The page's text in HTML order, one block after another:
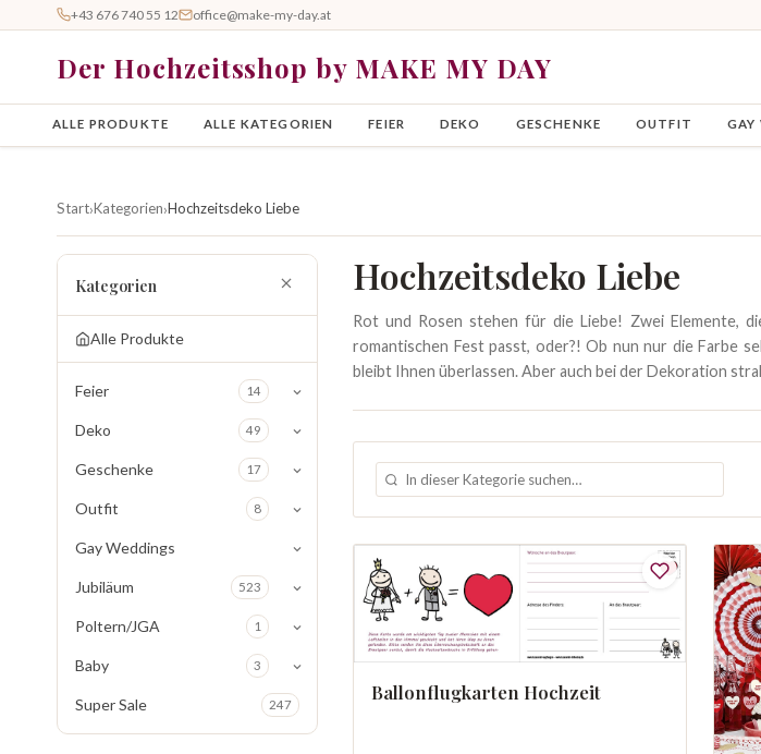
+43 676 740 55 12 office@make-my-day.at
Der Hochzeitsshop by MAKE MY DAY
ALLE PRODUKTE ALLE KATEGORIEN FEIER DEKO GESCHENKE OUTFIT GAY
Start›Kategorien›Hochzeitsdeko Liebe
Kategorien
Alle Produkte
Feier 14
Deko 49
Geschenke 17
Outfit 8
Gay Weddings
Jubiläum 523
Poltern/JGA 1
Baby 3
Super Sale 247
Hochzeitsdeko Liebe
Rot und Rosen stehen für die Liebe! Zwei Elemente,
romantischen Fest passt, oder?! Ob nun nur die Farbe
bleibt Ihnen überlassen. Aber auch bei der Dekoration
Ballonflugkarten Hochzeit